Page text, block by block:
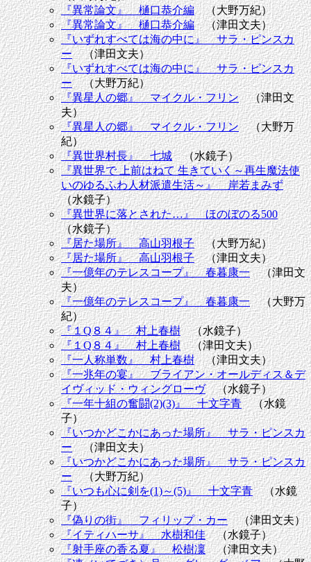
『異常論文』 樋口恭介編（大野万紀）
『異常論文』 樋口恭介編（津田文夫）
『いずれすべては海の中に』 サラ・ピンスカ
ー（津田文夫）
『いずれすべては海の中に』 サラ・ピンスカ
ー（大野万紀）
『異星人の郷』 マイクル・フリン（津田文
夫）
『異星人の郷』 マイクル・フリン（大野万
紀）
『異世界村長』 七城（水鏡子）
『異世界で 上前はねて 生きていく～再生魔法使
いのゆるふわ人材派遣生活～』 岸若まみず
（水鏡子）
『異世界に落とされた…』 ほのぼのる500
（水鏡子）
『居た場所』 高山羽根子（大野万紀）
『居た場所』 高山羽根子（津田文夫）
『一億年のテレスコープ』 春暮康一（津田文
夫）
『一億年のテレスコープ』 春暮康一（大野万
紀）
『１Q８４』 村上春樹（水鏡子）
『１Q８４』 村上春樹（津田文夫）
『一人称単数』 村上春樹（津田文夫）
『一兆年の宴』 ブライアン・オールディス＆デ
イヴィッド・ウィングローヴ（水鏡子）
『一年十組の奮闘(2)(3)』 十文字青（水鏡
子）
『いつかどこかにあった場所』 サラ・ピンスカ
ー（津田文夫）
『いつかどこかにあった場所』 サラ・ピンスカ
ー（大野万紀）
『いつも心に剣を(1)～(5)』 十文字青（水鏡
子）
『偽りの街』 フィリップ・カー（津田文夫）
『イティハーサ』 水樹和佳（水鏡子）
『射手座の香る夏』 松樹凜（津田文夫）